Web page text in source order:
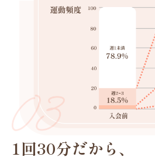
1回30分だから、